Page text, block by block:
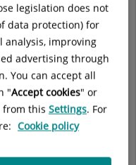
com
a
legislation does not
data protection) for
analysis, improving
advertising through
You can accept all
"Accept cookies" or
this Settings. For
Cookie policy